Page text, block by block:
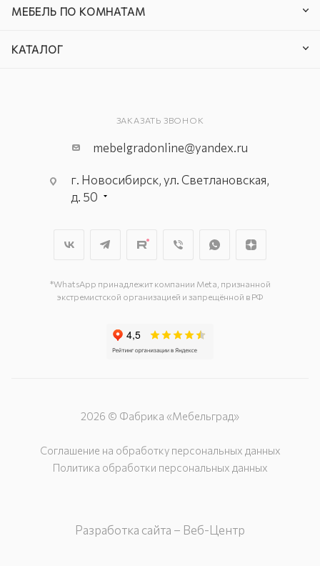
МЕБЕЛЬ ПО КОМНАТАМ
КАТАЛОГ
ЗАКАЗАТЬ ЗВОНОК
mebelgradonline@yandex.ru
г. Новосибирск, ул. Светлановская,
д. 50
35, ангар 14
*WhatsApp принадлежит компании Meta, признанной
экстремистской организацией и запрещённой в РФ
2026 © Фабрика «Мебельград»
Соглашение на обработку персональных данных
Политика обработки персональных данных
Разработка сайта – Веб-Центр